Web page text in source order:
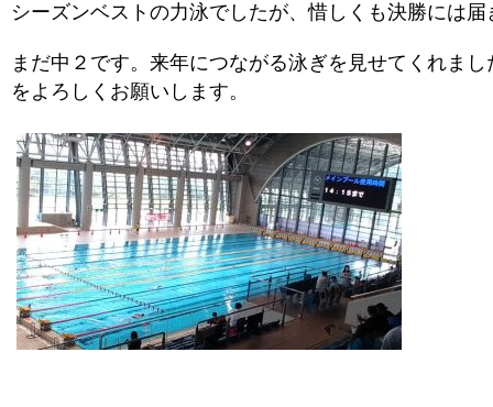
シーズンベストの力泳でしたが、惜しくも決勝には
まだ中２です。来年につながる泳ぎを見せてくれま
をよろしくお願いします。